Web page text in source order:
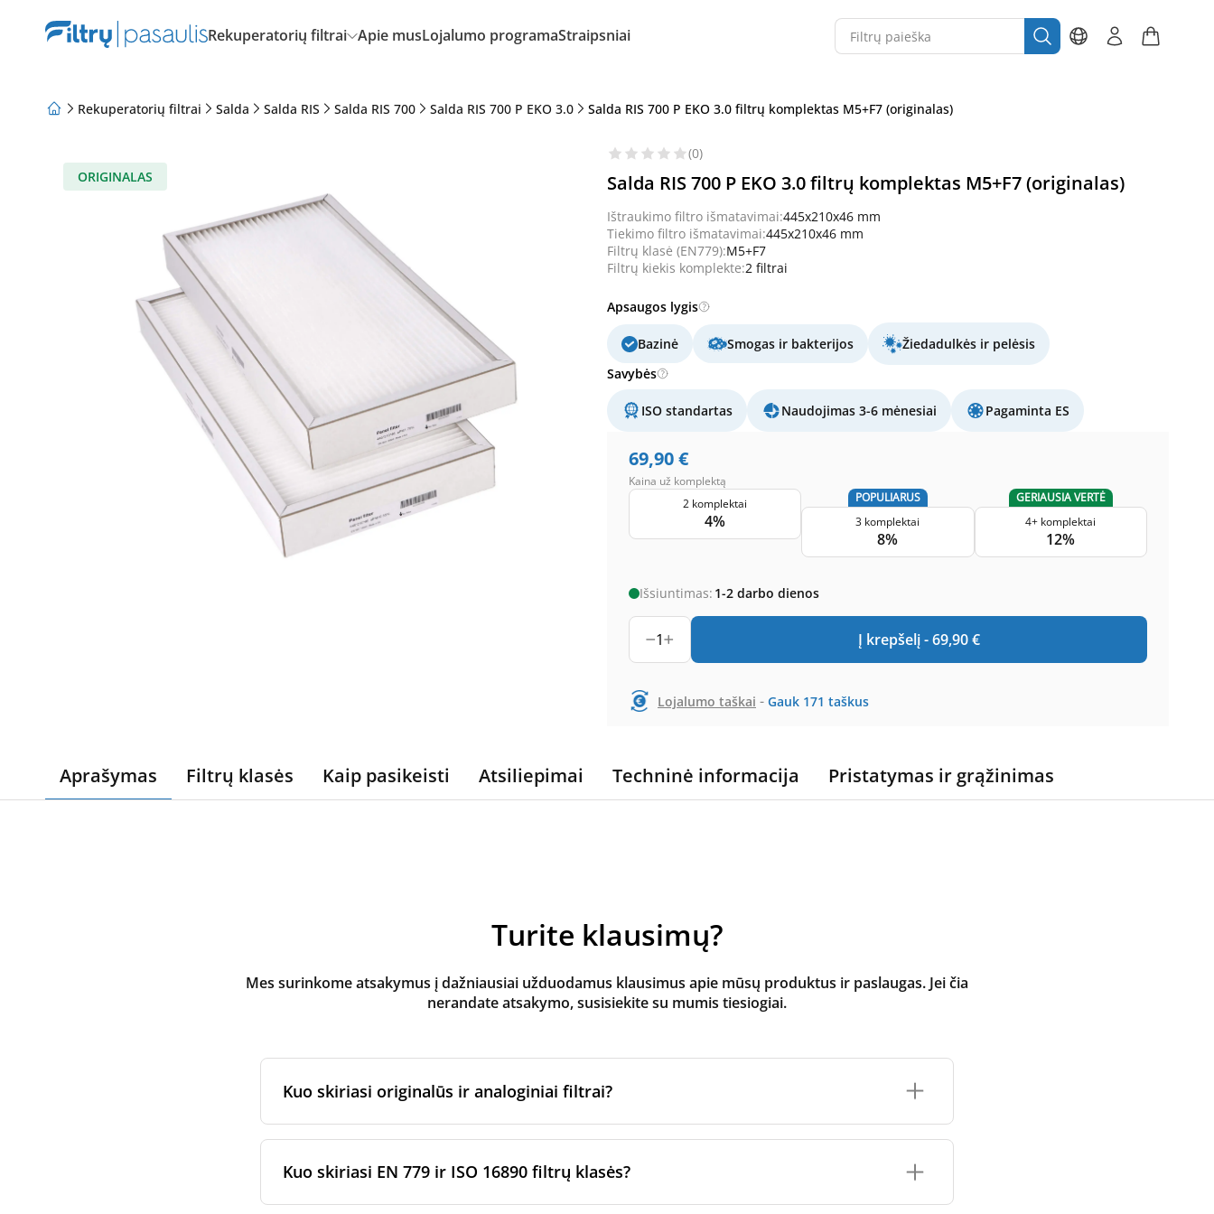
Rekuperatorių filtrai Apie musLojalumo programaStraipsniai
Rekuperatorių filtrai Salda Salda RIS Salda RIS 700 Salda RIS 700 P EKO 3.0 Salda RIS 700 P EKO 3.0 filtrų komplektas M5+F7 (originalas)
ORIGINALAS
(0)
Salda RIS 700 P EKO 3.0 filtrų komplektas M5+F7 (originalas)
Ištraukimo filtro išmatavimai:445x210x46 mm
Tiekimo filtro išmatavimai:445x210x46 mm
Filtrų klasė (EN779):M5+F7
Filtrų kiekis komplekte:2 filtrai
Apsaugos lygis
Bazinė Smogas ir bakterijos
Žiedadulkės ir pelėsis
Savybės
ISO standartas Naudojimas 3-6 mėnesiai Pagaminta ES
69,90€
Kaina už komplektą
2 komplektai
4%
POPULIARUS
3 komplektai
8%
GERIAUSIA VERTĖ
4+ komplektai
12%
Išsiuntimas: 1-2 darbo dienos
1 Į krepšelį -69,90€
Lojalumo taškai - Gauk 171 taškus
Aprašymas Filtrų klasės Kaip pasikeisti Atsiliepimai Techninė informacija Pristatymas ir grąžinimas
Turite klausimų?
Mes surinkome atsakymus į dažniausiai užduodamus klausimus apie mūsų produktus ir paslaugas. Jei čia
nerandate atsakymo, susisiekite su mumis tiesiogiai.
Kuo skiriasi originalūs ir analoginiai filtrai?
arba jam skirtų filtrų per sertifikuotus gamybos partnerius. Jie laikosi konkrečių prekės ženklo
Kuo skiriasi EN 779 ir ISO 16890 filtrų klasės?